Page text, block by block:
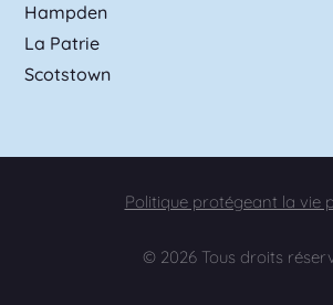
Hampden
La Patrie
Scotstown
Politique protégeant la vie
© 2026 Tous droits